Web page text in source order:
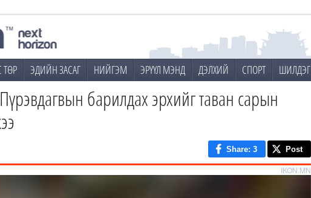
ТӨР ЭДИЙН ЗАСАГ НИЙГЭМ ЭРҮҮЛ МЭНД ДЭЛХИЙ СПОРТ ШИЛДЭГ
барилдах эрхийг таван сарын
Share: 3 Post
IKON.MN